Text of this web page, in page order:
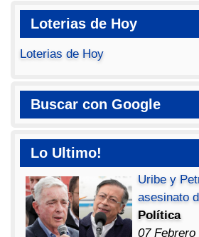
Loterias de Hoy
Loterias de Hoy
Buscar con Google
Lo Ultimo!
Uribe y
asesinato
Política
07 Febrero